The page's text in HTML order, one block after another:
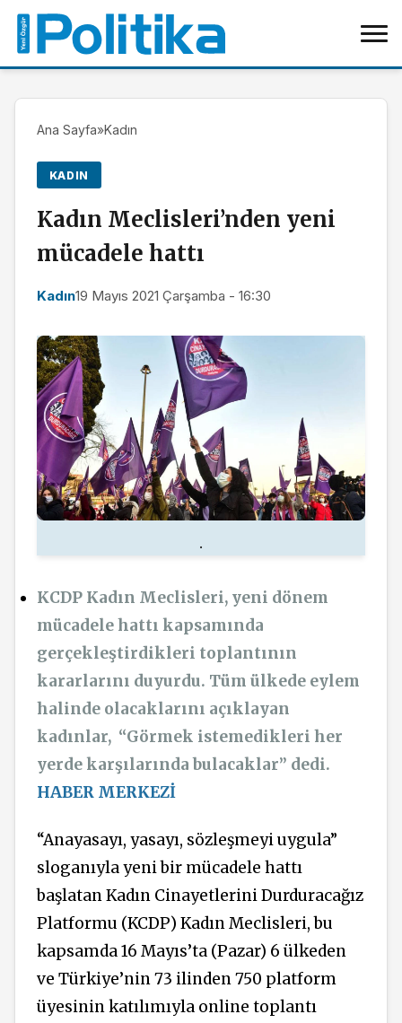
Ana Sayfa»Kadın
KADIN
Kadın Meclisleri’nden yeni
mücadele hattı
Kadın19 Mayıs 2021 Çarşamba - 16:30
.
KCDP Kadın Meclisleri, yeni dönem
mücadele hattı kapsamında
gerçekleştirdikleri toplantının
kararlarını duyurdu. Tüm ülkede eylem
halinde olacaklarını açıklayan
kadınlar, “Görmek istemedikleri her
yerde karşılarında bulacaklar” dedi.
HABER MERKEZİ
“Anayasayı, yasayı, sözleşmeyi uygula”
sloganıyla yeni bir mücadele hattı
başlatan Kadın Cinayetlerini Durduracağız
Platformu (KCDP) Kadın Meclisleri, bu
kapsamda 16 Mayıs’ta (Pazar) 6 ülkeden
ve Türkiye’nin 73 ilinden 750 platform
üyesinin katılımıyla online toplantı